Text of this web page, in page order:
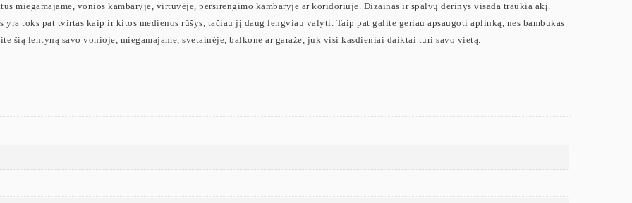
miegamajame, vonios kambaryje, virtuvėje, persirengimo kambaryje ar koridoriuje. Dizainas ir spalvų derinys visada traukia akį.
toks pat tvirtas kaip ir kitos medienos rūšys, tačiau jį daug lengviau valyti. Taip pat galite geriau apsaugoti aplinką, nes bambukas
šią lentyną savo vonioje, miegamajame, svetainėje, balkone ar garaže, juk visi kasdieniai daiktai turi savo vietą.